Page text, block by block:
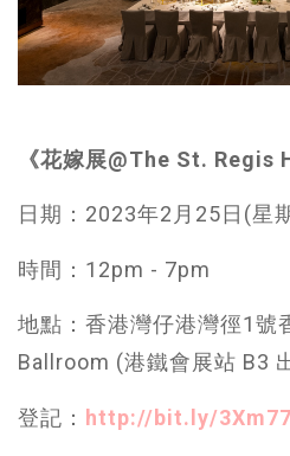
《花嫁展@The St. Regis
日期：2023年2月25日(星
時間：12pm - 7pm
地點：香港灣仔港灣徑1號
Ballroom (港鐵會展站 B3
登記： http://bit.ly/